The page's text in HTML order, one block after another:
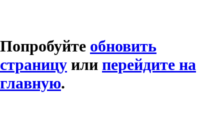
Попробуйте обновить
страницу или перейдите на
главную.